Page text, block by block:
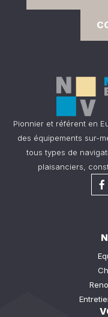
Pionnier et référent en
des équipements sur-
tous types de
plaisanciers,